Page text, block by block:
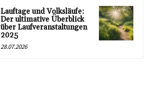
Lauftage und Volksläufe:
Der ultimative Überblick
über Laufveranstaltungen
2025
28.07.2026